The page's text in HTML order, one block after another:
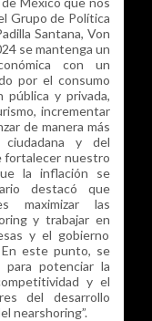
Grupo de Política
Santana, Von
se mantenga un
con un
por el consumo
pública y privada,
incrementar
de manera más
ciudadana y del
fortalecer nuestro
la inflación se
destacó que
maximizar las
y trabajar en
y el gobierno
En este punto, se
para potenciar la
y el
del desarrollo
nearshoring”.